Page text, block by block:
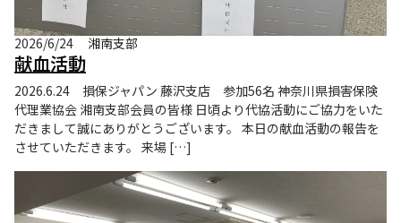
2026/6/24 湘南支部
献血活動
2026.6.24 損保ジャパン 藤沢支店 参加56名 神奈川県損害保険
代理業協会 湘南支部会員の皆様 日頃より代協活動にご協力をいた
だきまして誠にありがとうございます。 本日の献血活動の報告を
させていただきます。 来場 […]